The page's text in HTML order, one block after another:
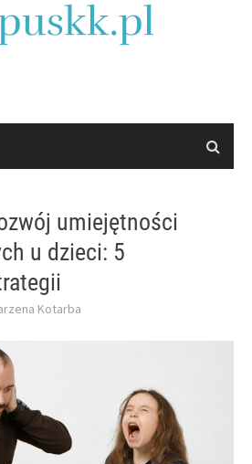
umiejętności
u dzieci: 5
Kotarba